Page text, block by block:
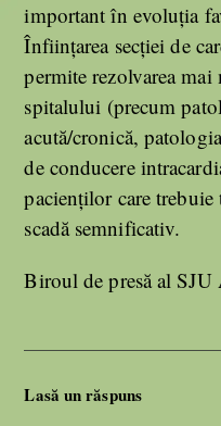
important în evoluția
Înființarea secției de
permite rezolvarea
spitalului (precum
acută/cronică,
de conducere
pacienților care trebuie
scadă semnificativ.
Biroul de presă al
Lasă un răspuns